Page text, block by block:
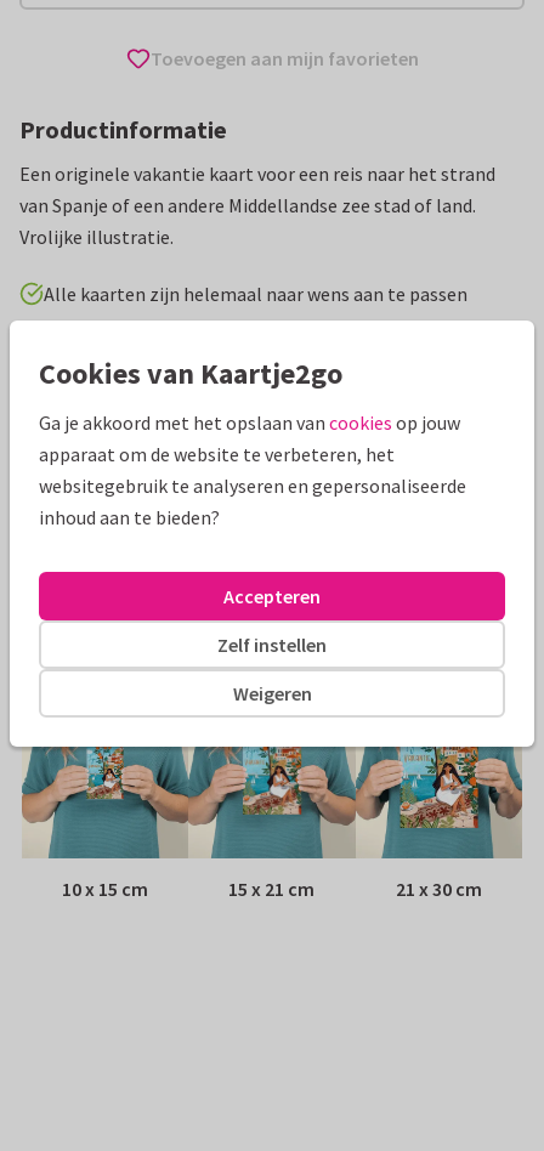
Toevoegen aan mijn favorieten
Productinformatie
Een originele vakantie kaart voor een reis naar het strand
van Spanje of een andere Middellandse zee stad of land.
Vrolijke illustratie.
Alle kaarten zijn helemaal naar wens aan te passen
Vakantiekaarten Caroline Bonne Müller
Specificaties bij deze kaart
Papiersoort: Kies uit 6 luxe papiersoorten
Adres: Achterop de kaart
Formaten
10 x 15 cm 15 x 21 cm 21 x 30 cm
Cookies van Kaartje2go
Ga je akkoord met het opslaan van cookies op jouw
apparaat om de website te verbeteren, het
websitegebruik te analyseren en gepersonaliseerde
inhoud aan te bieden?
Weigeren
Zelf instellen
Accepteren